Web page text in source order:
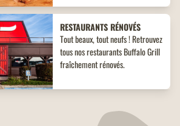
desserts. Un large choix de plats
vous attend, adaptés à toutes les
envies !
RESTAURANTS RÉNOVÉS
Tout beaux, tout neufs ! Retrouvez
tous nos restaurants Buffalo Grill
fraîchement rénovés.
Buffalo Grill présente son